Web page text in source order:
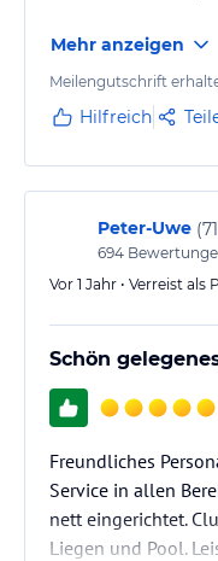
Mehr anzeigen
Meilengutschrift
Hilfreich
Peter-Uwe (
694
Vor 1 Jahr • Verreist als
Schön
Freundliches
Service in allen
nett eingerichtet.
Liegen und Pool.